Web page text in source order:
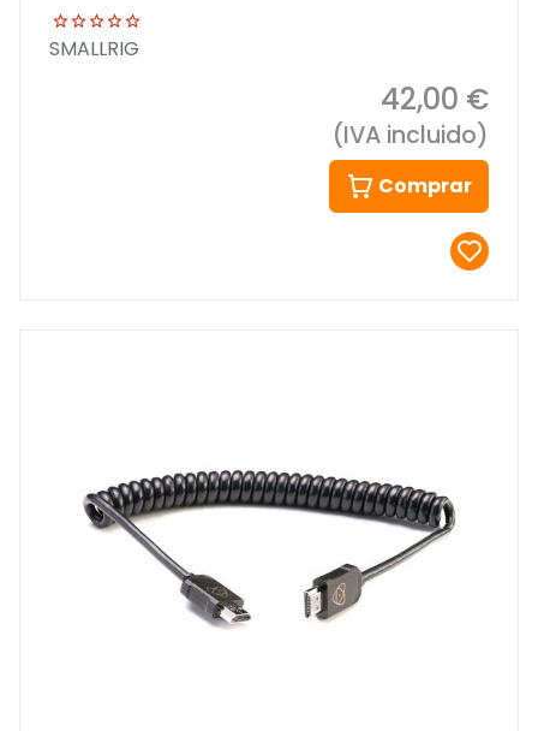
SMALLRIG
42,00 €
(IVA incluido)
Comprar